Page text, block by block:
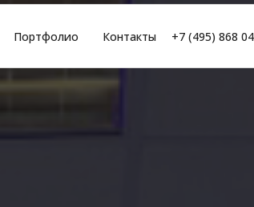
Портфолио Контакты +7 (495) 868